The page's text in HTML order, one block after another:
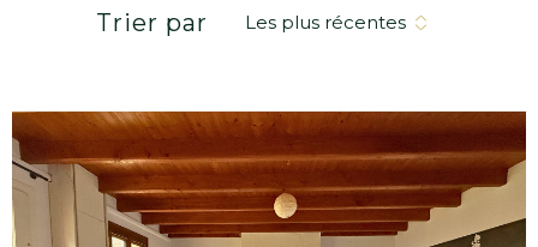
Trier par Les plus récentes